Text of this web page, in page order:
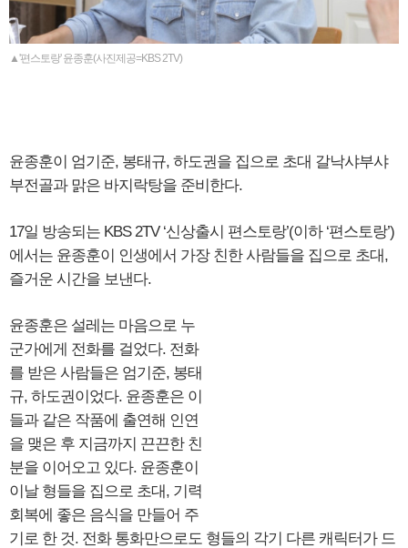
▲'편스토랑' 윤종훈(사진제공=KBS 2TV)
윤종훈이 엄기준, 봉태규, 하도권을 집으로 초대 갈낙샤부샤
부전골과 맑은 바지락탕을 준비한다.
17일 방송되는 KBS 2TV ‘신상출시 편스토랑’(이하 ‘편스토랑’)
에서는 윤종훈이 인생에서 가장 친한 사람들을 집으로 초대,
즐거운 시간을 보낸다.
윤종훈은 설레는 마음으로 누
군가에게 전화를 걸었다. 전화
를 받은 사람들은 엄기준, 봉태
규, 하도권이었다. 윤종훈은 이
들과 같은 작품에 출연해 인연
을 맺은 후 지금까지 끈끈한 친
분을 이어오고 있다. 윤종훈이
이날 형들을 집으로 초대, 기력
회복에 좋은 음식을 만들어 주
기로 한 것. 전화 통화만으로도 형들의 각기 다른 캐릭터가 드